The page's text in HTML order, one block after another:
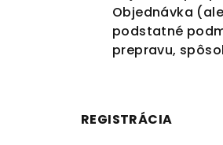
Objednávka
podstatné
prepravu,
REGISTRÁCIA